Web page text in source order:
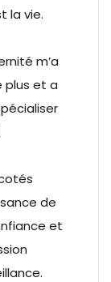
la vie.
m’a
plus et a
de
et